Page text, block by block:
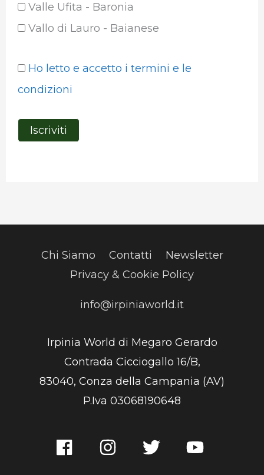
Valle Ufita - Baronia
Vallo di Lauro - Baianese
Ho letto e accetto i termini e le
condizioni
Chi Siamo Contatti
Newsletter
Privacy & Cookie Policy
info@irpiniaworld.it
Irpinia World di Megaro Gerardo
Contrada Cicciogallo 16/B,
83040, Conza della Campania (AV)
P.Iva 03068190648